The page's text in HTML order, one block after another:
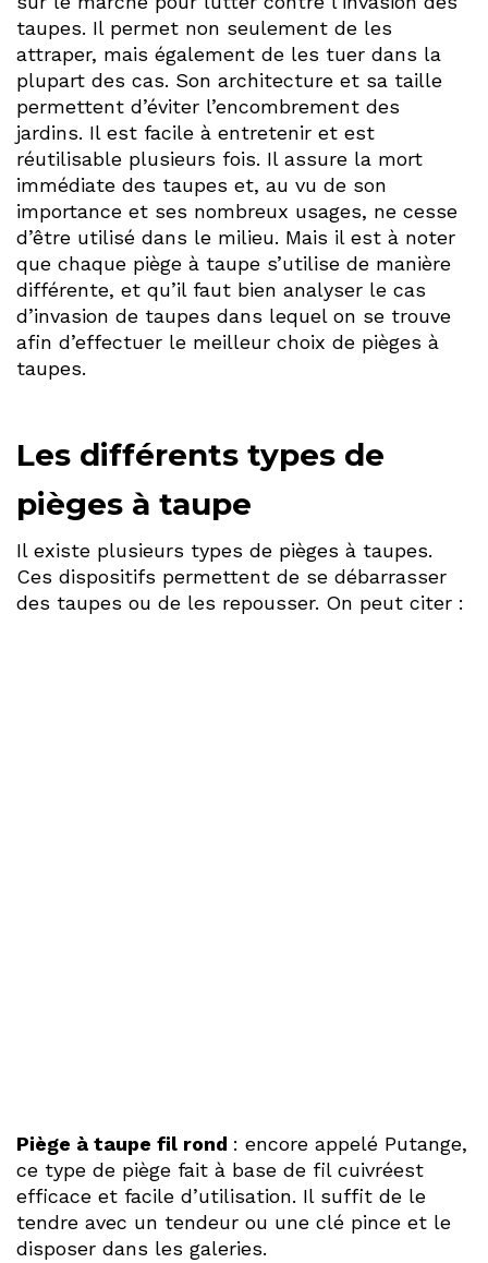
taupes. Il permet non seulement de les
attraper, mais également de les tuer dans la
plupart des cas. Son architecture et sa taille
permettent d’éviter l’encombrement des
jardins. Il est facile à entretenir et est
réutilisable plusieurs fois. Il assure la mort
immédiate des taupes et, au vu de son
importance et ses nombreux usages, ne cesse
d’être utilisé dans le milieu. Mais il est à noter
que chaque piège à taupe s’utilise de manière
différente, et qu’il faut bien analyser le cas
d’invasion de taupes dans lequel on se trouve
afin d’effectuer le meilleur choix de pièges à
taupes.
Les différents types de
pièges à taupe
Il existe plusieurs types de pièges à taupes.
Ces dispositifs permettent de se débarrasser
des taupes ou de les repousser. On peut citer :
Piège à taupe fil rond : encore appelé Putange,
ce type de piège fait à base de fil cuivréest
efficace et facile d’utilisation. Il suffit de le
tendre avec un tendeur ou une clé pince et le
disposer dans les galeries.